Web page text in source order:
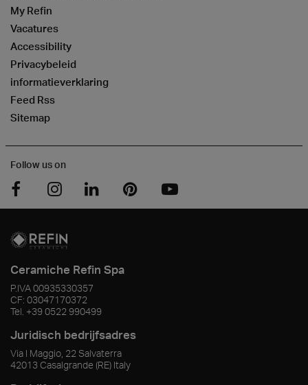
My Refin
Vacatures
Accessibility
Privacybeleid
informatieverklaring
Feed Rss
Sitemap
Follow us on
Ceramiche Refin Spa
P.IVA00935330357
CF: 03047170372
Tel. +39 0522 990499
Juridisch bedrijfsadres
Via I Maggio, 22 Salvaterra
42013 Casalgrande (RE) Italy